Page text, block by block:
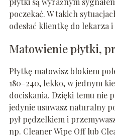
poczekać. W takich
odesłać klientkę do lekarza
Matowienie płytki,
Płytkę matowisz blokiem
180–240, lekko, w jednym
dociskania. Dzięki temu nie
jedynie usuwasz naturalny
pył pędzelkiem i
np. Cleaner Wipe Off lub